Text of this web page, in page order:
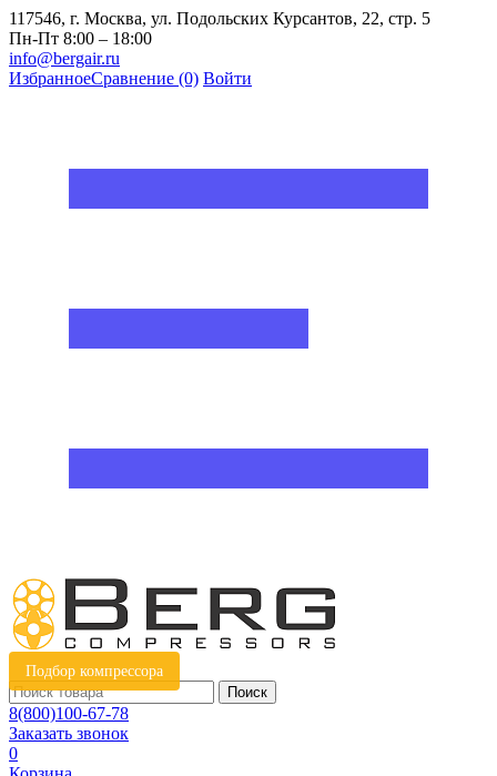
117546, г. Москва, ул. Подольских Курсантов, 22, стр. 5
Пн-Пт 8:00 – 18:00
info@bergair.ru
ИзбранноеСравнение (0) Войти
Подбор компрессора
Поиск
8(800)100-67-78
Заказать звонок
0